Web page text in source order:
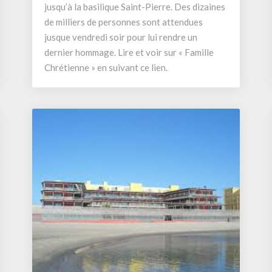
Saint
Pierre
jusqu’à la basilique Saint-Pierre. Des dizaines
de milliers de personnes sont attendues
jusque vendredi soir pour lui rendre un
dernier hommage. Lire et voir sur « Famille
Chrétienne » en suivant ce lien.